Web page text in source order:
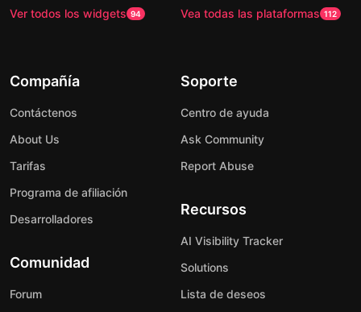
Ver todos los widgets 94
Vea todas las plataformas 112
Compañía
Contáctenos
About Us
Tarifas
Programa de afiliación
Desarrolladores
Comunidad
Forum
Soporte
Centro de ayuda
Ask Community
Report Abuse
Recursos
AI Visibility Tracker
Solutions
Lista de deseos